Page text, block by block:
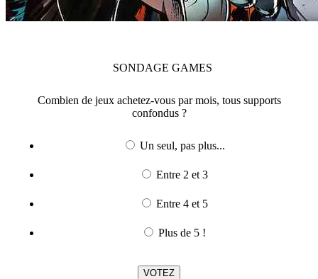
SONDAGE GAMES
Combien de jeux achetez-vous par mois, tous supports
confondus ?
Un seul, pas plus...
Entre 2 et 3
Entre 4 et 5
Plus de 5 !